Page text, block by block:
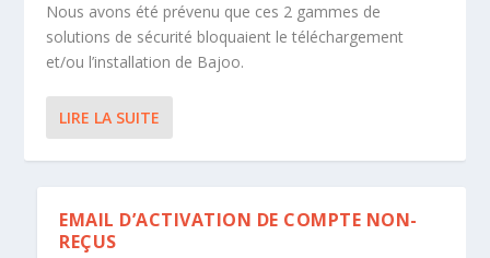
Nous avons été prévenu que ces 2 gammes de
solutions de sécurité bloquaient le téléchargement
et/ou l’installation de Bajoo.
LIRE LA SUITE
EMAIL D’ACTIVATION DE COMPTE NON-
REÇUS